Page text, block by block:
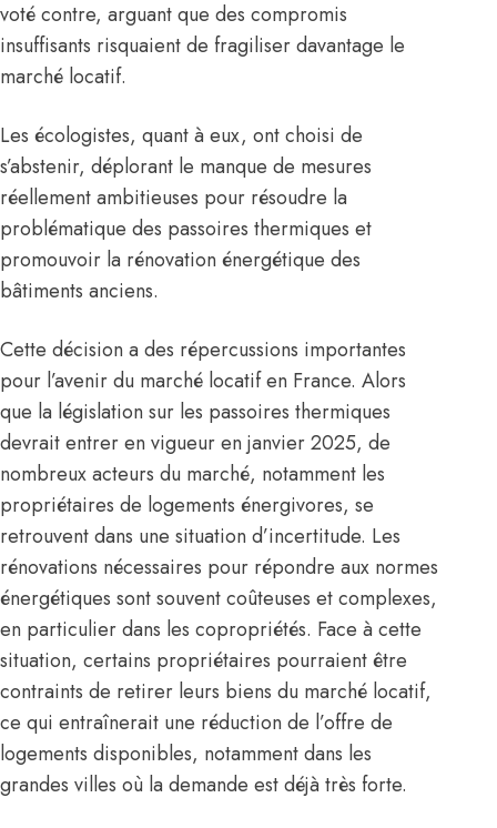
voté contre, arguant que des compromis
insuffisants risquaient de fragiliser davantage le
marché locatif.
Les écologistes, quant à eux, ont choisi de
s’abstenir, déplorant le manque de mesures
réellement ambitieuses pour résoudre la
problématique des passoires thermiques et
promouvoir la rénovation énergétique des
bâtiments anciens.
Cette décision a des répercussions importantes
pour l’avenir du marché locatif en France. Alors
que la législation sur les passoires thermiques
devrait entrer en vigueur en janvier 2025, de
nombreux acteurs du marché, notamment les
propriétaires de logements énergivores, se
retrouvent dans une situation d’incertitude. Les
rénovations nécessaires pour répondre aux normes
énergétiques sont souvent coûteuses et complexes,
en particulier dans les copropriétés. Face à cette
situation, certains propriétaires pourraient être
contraints de retirer leurs biens du marché locatif,
ce qui entraînerait une réduction de l’offre de
logements disponibles, notamment dans les
grandes villes où la demande est déjà très forte.